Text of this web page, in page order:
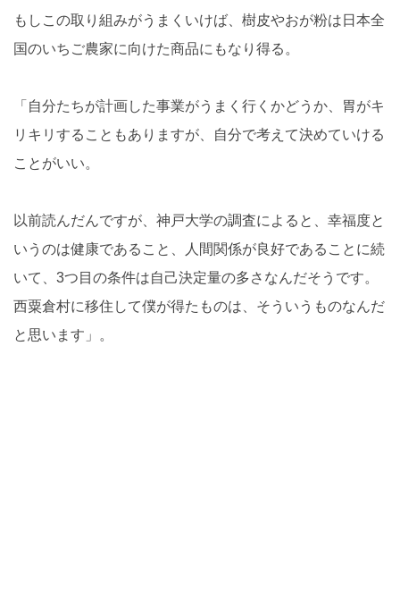
もしこの取り組みがうまくいけば、樹皮やおが粉は日本全
国のいちご農家に向けた商品にもなり得る。
「自分たちが計画した事業がうまく行くかどうか、胃がキ
リキリすることもありますが、自分で考えて決めていける
ことがいい。
以前読んだんですが、神戸大学の調査によると、幸福度と
いうのは健康であること、人間関係が良好であることに続
いて、3つ目の条件は自己決定量の多さなんだそうです。
西粟倉村に移住して僕が得たものは、そういうものなんだ
と思います」。